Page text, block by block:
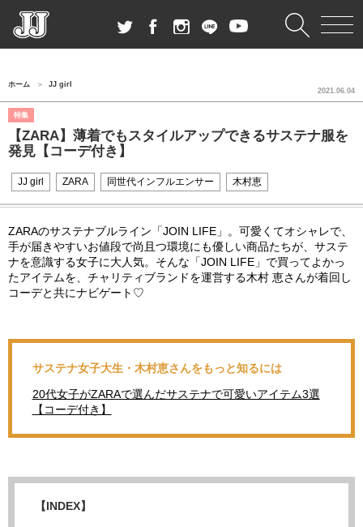
ホーム JJ girl
特集
【ZARA】薄着でもスタイルアップできるサステナ服を
発見【コーデ付き】
2021.06.04
JJ girl ZARA 同世代インフルエンサー 木村恵
ZARAのサステナブルライン「JOIN LIFE」。可愛くてオシャレで、
手が届きやすいお値段で尚且つ環境にも優しい商品たちが、サステ
ナを意識する女子に大人気。そんな「JOIN LIFE」で買ってよかっ
たアイテムを、チャリティブランドを運営する木村 恵さんが着回し
コーデと共にナビゲート♡
サステナ女子大生・木村恵さんをもっと知るには
20代女子がZARAで選んだサステナで可愛いアイテム3選
【コーデ付き】
【INDEX】